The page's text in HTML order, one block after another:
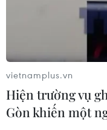
CƠ QUAN CHỦ QUẢN:
vietnamplus.vn
Hiện trường vụ
Gòn khiến một